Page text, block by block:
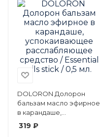
DOLORON Долорон
бальзам масло эфирное
в карандаше,
успокаивающее
расслабляющее
319 ₽